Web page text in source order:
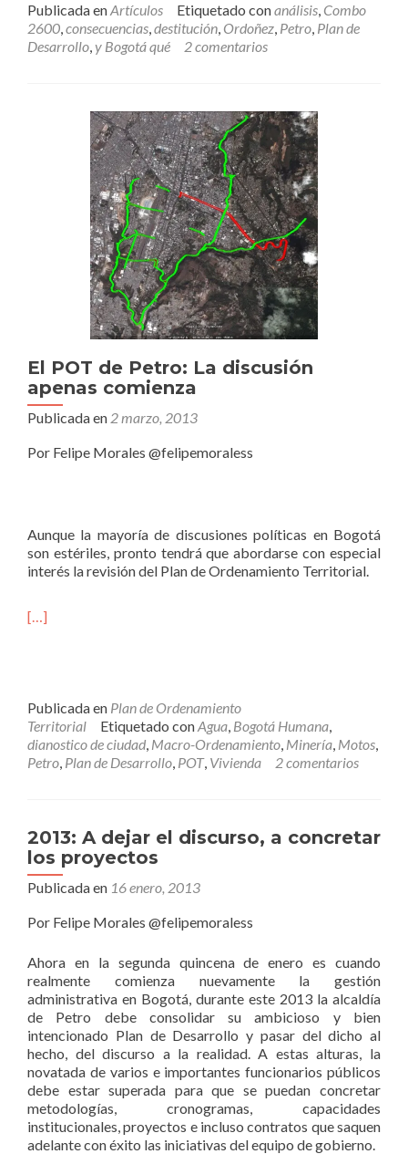
se
va
¿Y
Publicada enArtículos Etiquetado conanálisis, Combo
2600,consecuencias,destitución, Ordoñez, Petro, Plan de
Desarrollo,y Bogotá qué 2 comentarios
El POT de Petro: La discusión
apenas comienza
Publicada en 2 marzo, 2013
Por Felipe Morales @felipemoraless
Aunque la mayoría de discusiones políticas en Bogotá
son estériles, pronto tendrá que abordarse con especial
interés la revisión del Plan de Ordenamiento Territorial.
[…]
Publicada en Plan de Ordenamiento
Territorial
Etiquetado conAgua, Bogotá Humana,
dianostico de ciudad, Macro-Ordenamiento, Minería, Motos,
Petro, Plan de Desarrollo, POT, Vivienda 2 comentarios
2013: A dejar el discurso, a concretar
los proyectos
Publicada en 16 enero, 2013
Por Felipe Morales @felipemoraless
Ahora en la segunda quincena de enero es cuando
realmente comienza nuevamente la gestión
administrativa en Bogotá, durante este 2013 la alcaldía
de Petro debe consolidar su ambicioso y bien
intencionado Plan de Desarrollo y pasar del dicho al
hecho, del discurso a la realidad. A estas alturas, la
novatada de varios e importantes funcionarios públicos
debe estar superada para que se puedan concretar
metodologías, cronogramas, capacidades
institucionales, proyectos e incluso contratos que saquen
adelante con éxito las iniciativas del equipo de gobierno.